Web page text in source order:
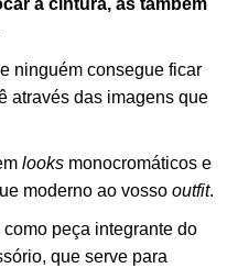
à cintura, as também
ninguém consegue ficar
através das imagens que
looks monocromáticos e
moderno ao vosso outfit.
peça integrante do
que serve para